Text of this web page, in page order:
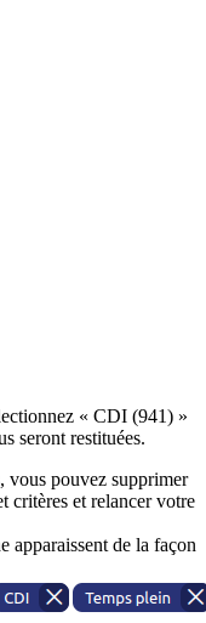
« CDI (941) »
seront restituées.
vous pouvez supprimer
critères et relancer votre
apparaissent de la façon